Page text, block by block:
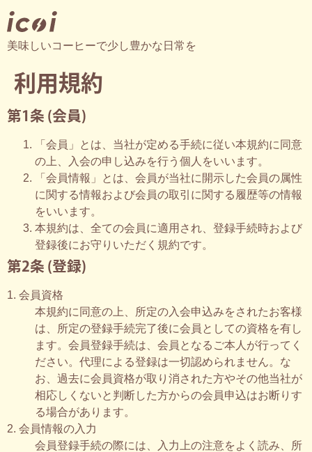
美味しいコーヒーで少し豊かな日常を
利用規約
第1条 (会員)
「会員」とは、当社が定める手続に従い本規約に同意
の上、入会の申し込みを行う個人をいいます。
「会員情報」とは、会員が当社に開示した会員の属性
に関する情報および会員の取引に関する履歴等の情報
をいいます。
本規約は、全ての会員に適用され、登録手続時および
登録後にお守りいただく規約です。
第2条 (登録)
1. 会員資格
本規約に同意の上、所定の入会申込みをされたお客様
は、所定の登録手続完了後に会員としての資格を有し
ます。会員登録手続は、会員となるご本人が行ってく
ださい。代理による登録は一切認められません。な
お、過去に会員資格が取り消された方やその他当社が
相応しくないと判断した方からの会員申込はお断りす
る場合があります。
2. 会員情報の入力
会員登録手続の際には、入力上の注意をよく読み、所